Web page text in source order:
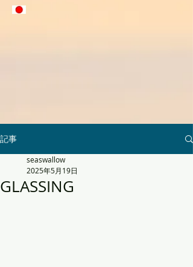
記事
GLASSING
seaswallow
2025年5月19日